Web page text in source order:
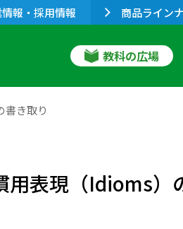
報・採用情報 商品ライン
教科の広場
き取り
表現（Idioms）